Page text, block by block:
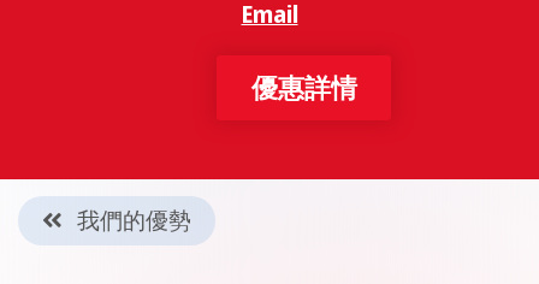
Email
優惠詳情
我們的優勢